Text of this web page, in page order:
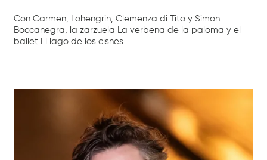
Con Carmen, Lohengrin, Clemenza di Tito y Simon
Boccanegra, la zarzuela La verbena de la paloma y el
ballet El lago de los cisnes